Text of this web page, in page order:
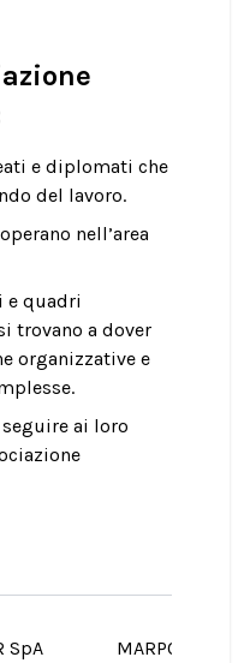
e diplomati che
del lavoro.
nell’area
quadri
trovano a dover
organizzative e
ai loro
SpA MARPOSS SpA